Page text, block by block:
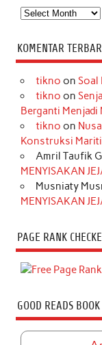
Arsip
KOMENTAR
tikno on Soal
tikno on
Berganti Menjadi
tikno on
Konstruksi
Amril Taufik
MENYISAKAN
Musniaty
MENYISAKAN
PAGE RANK
GOOD READS